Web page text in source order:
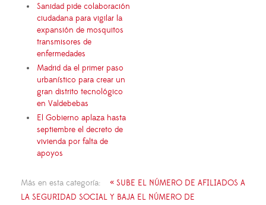
Sanidad pide colaboración
ciudadana para vigilar la
expansión de mosquitos
transmisores de
enfermedades
Madrid da el primer paso
urbanístico para crear un
gran distrito tecnológico
en Valdebebas
El Gobierno aplaza hasta
septiembre el decreto de
vivienda por falta de
apoyos
Más en esta categoría:
« SUBE EL NÚMERO DE AFILIADOS A
LA SEGURIDAD SOCIAL Y BAJA EL NÚMERO DE